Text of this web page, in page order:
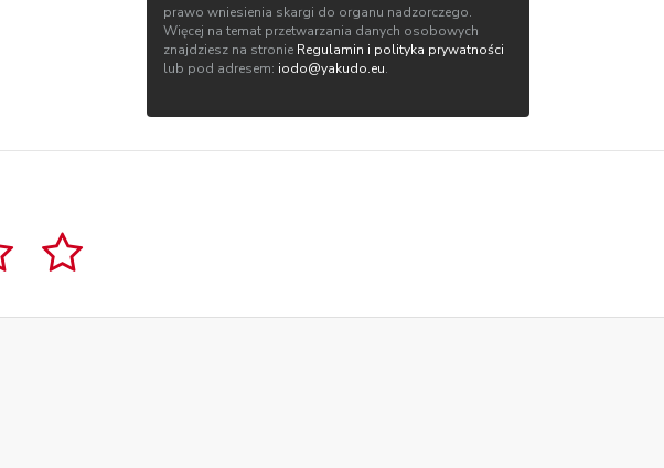
prawo wniesienia skargi do organu nadzorczego.
Więcej na temat przetwarzania danych osobowych
znajdziesz na stronie Regulamin i polityka prywatności
lub pod adresem: iodo@yakudo.eu.